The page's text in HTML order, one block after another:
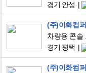
경기 안성
(주)이화컴퍼
경기 평택
(주)이화컴퍼